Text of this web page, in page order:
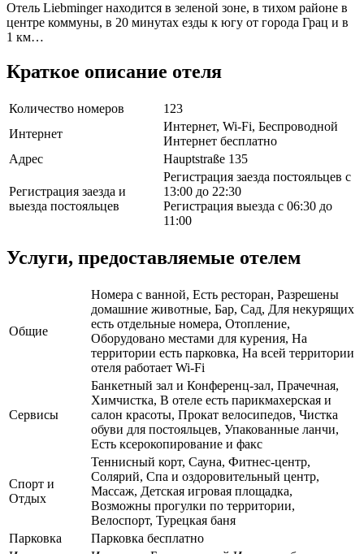
Отель Liebminger находится в зеленой зоне, в тихом районе в
центре коммуны, в 20 минутах езды к югу от города Грац и в
1 км…
Краткое описание отеля
Количество номеров
123
Интернет
Интернет, Wi-Fi, Беспроводной
Интернет бесплатно
Адрес
Hauptstraße 135
Регистрация заезда и
выезда постояльцев
Регистрация заезда постояльцев с
13:00 до 22:30
Регистрация выезда с 06:30 до
11:00
Услуги, предоставляемые отелем
Общие
Номера с ванной, Есть ресторан, Разрешены
домашние животные, Бар, Сад, Для некурящих
есть отдельные номера, Отопление,
Оборудовано местами для курения, На
территории есть парковка, На всей территории
отеля работает Wi-Fi
Сервисы
Банкетный зал и Конференц-зал, Прачечная,
Химчистка, В отеле есть парикмахерская и
салон красоты, Прокат велосипедов, Чистка
обуви для постояльцев, Упакованные ланчи,
Есть ксерокопирование и факс
Спорт и
Отдых
Теннисный корт, Сауна, Фитнес-центр,
Солярий, Спа и оздоровительный центр,
Массаж, Детская игровая площадка,
Возможны прогулки по территории,
Велоспорт, Турецкая баня
Парковка
Парковка бесплатно